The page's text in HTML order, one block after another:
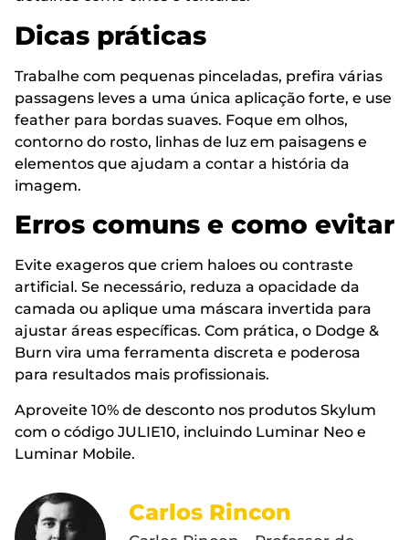
Dicas práticas
Trabalhe com pequenas pinceladas, prefira várias
passagens leves a uma única aplicação forte, e use
feather para bordas suaves. Foque em olhos,
contorno do rosto, linhas de luz em paisagens e
elementos que ajudam a contar a história da
imagem.
Erros comuns e como evitar
Evite exageros que criem haloes ou contraste
artificial. Se necessário, reduza a opacidade da
camada ou aplique uma máscara invertida para
ajustar áreas específicas. Com prática, o Dodge &
Burn vira uma ferramenta discreta e poderosa
para resultados mais profissionais.
Aproveite 10% de desconto nos produtos Skylum
com o código JULIE10, incluindo Luminar Neo e
Luminar Mobile.
Carlos Rincon